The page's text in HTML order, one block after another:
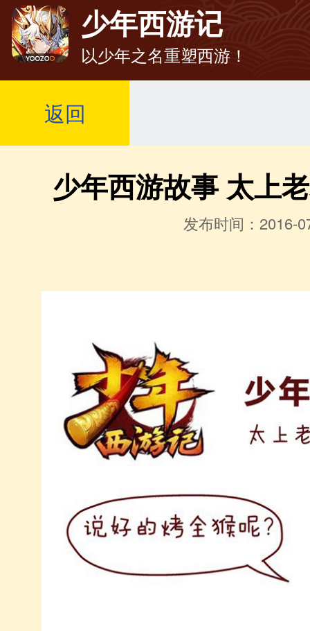
少年西游记
以少年之名重塑西游！
返回
少年西游故事 太上
发布时间：2016-